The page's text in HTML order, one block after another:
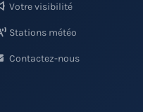
Votre visibilité
Stations météo
Contactez-nous